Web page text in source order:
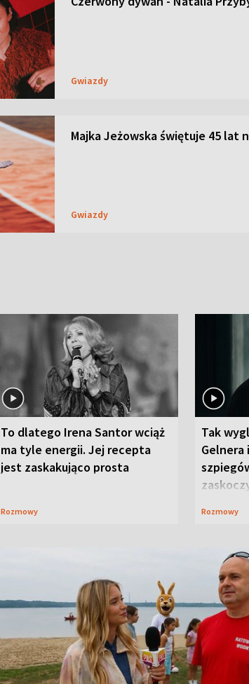
Gwiazdy
Majka Jeżowska świętuje 45 lat
Gwiazdy
To dlatego Irena Santor wciąż
ma tyle energii. Jej recepta
jest zaskakująco prosta
Rozmowy
Tak
Gelnera
Rozmowy